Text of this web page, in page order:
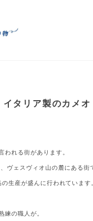
タリア製のカメオ
れる街があります。
ェスヴィオ山の麓にある街
生産が盛んに行われています。
練の職人が。